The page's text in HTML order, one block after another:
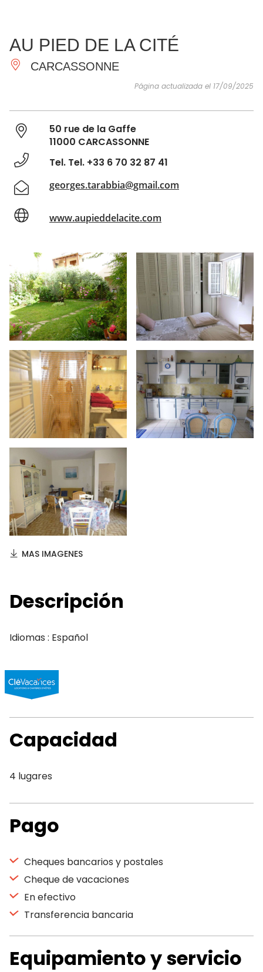
IMPRESCINDIBLES
HACER
INSPIRACIONES
AU PIED DE LA CITÉ
CARCASSONNE
Página actualizada el 17/09/2025
50 rue de la Gaffe
11000 CARCASSONNE
Tel. Tel. +33 6 70 32 87 41
georges.tarabbia@gmail.com
www.aupieddelacite.com
MAS IMAGENES
Descripción
Idiomas : Español
Capacidad
4 lugares
Pago
Cheques bancarios y postales
Cheque de vacaciones
En efectivo
Transferencia bancaria
Equipamiento y servicio